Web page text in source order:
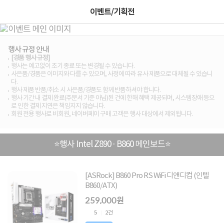
이벤트/기획전
행사 규정 안내
[경품 행사 규정]
행사는 예고없이 조기 종료 또는 변경될 수 있습니다.
사은품/경품은 이미지와 다를 수 있으며, 사정에 따라 유사 제품으로 대체될 수 있습니
다.
행사 제품 반품/취소 시 사은품/경품도 함께 반품하셔야 합니다.
행사 기간 내 결제 완료(주문서 기준 아님)된 건에 한해 혜택 제공되며, 시스템장애 등으
로 인한 결제 지연은 책임지지 않습니다.
회원 전용 행사로 비회원, 네이버페이 구매 고객은 행사 대상에서 제외됩니다.
⭐행사 Intel Z890 · B860 메인보드⭐
[ASRock] B860 Pro RS WiFi 디앤디컴 (인텔
B860/ATX)
259,000원
5 2건